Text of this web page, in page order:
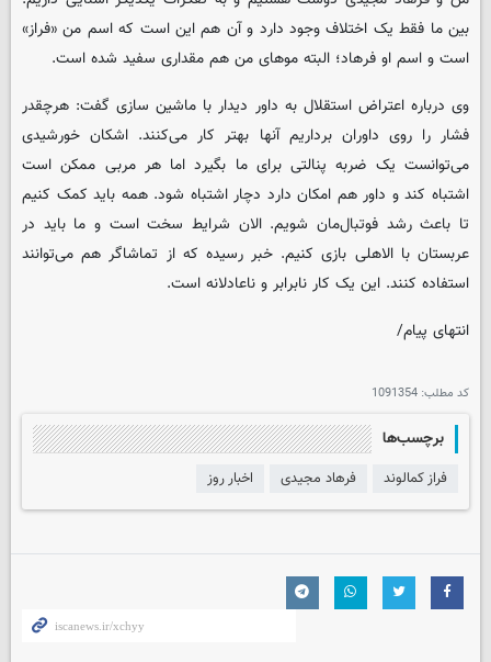
بین ما فقط یک اختلاف وجود دارد و آن هم این است که اسم من «فراز»
است و اسم او فرهاد؛ البته موهای من هم مقداری سفید شده است.
وی درباره اعتراض استقلال به داور دیدار با ماشین سازی گفت: هرچقدر
فشار را روی داوران برداریم آنها بهتر کار می‌کنند. اشکان خورشیدی
می‌توانست یک ضربه پنالتی برای ما بگیرد اما هر مربی ممکن است
اشتباه کند و داور هم امکان دارد دچار اشتباه شود. همه باید کمک کنیم
تا باعث رشد فوتبال‌مان شویم. الان شرایط سخت است و ما باید در
عربستان با الاهلی بازی کنیم. خبر رسیده که از تماشاگر هم می‌توانند
استفاده کنند. این یک کار نابرابر و ناعادلانه است.
انتهای پیام/
کد مطلب: 1091354
برچسب‌ها
فراز کمالوند فرهاد مجیدی اخبار روز